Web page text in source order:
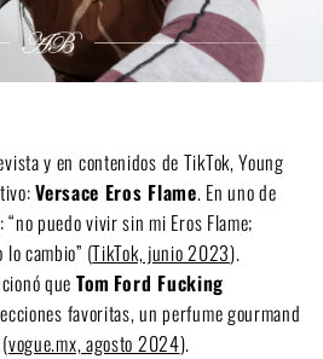
y en contenidos de TikTok, Young
Versace Eros Flame. En uno de
puedo vivir sin mi Eros Flame;
cambio” (TikTok, junio 2023).
que Tom Ford Fucking
favoritas, un perfume gourmand
vogue.mx, agosto 2024).